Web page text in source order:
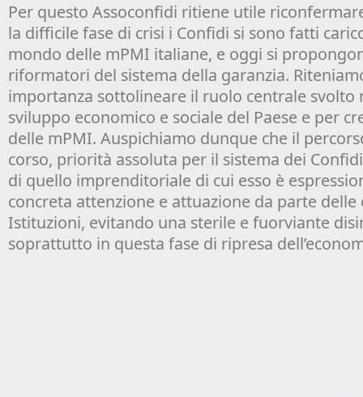
Per questo Assoconfidi ritiene utile
la difficile fase di crisi i Confidi si sono fatti
mondo delle mPMI italiane, e oggi si
riformatori del sistema della garanzia.
importanza sottolineare il ruolo centrale svolto
sviluppo economico e sociale del Paese e per
delle mPMI. Auspichiamo dunque che il
corso, priorità assoluta per il sistema dei
di quello imprenditoriale di cui esso è
concreta attenzione e attuazione da parte
Istituzioni, evitando una sterile e fuorviante
soprattutto in questa fase di ripresa